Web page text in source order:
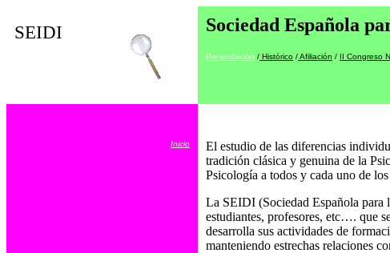
SEIDI Sociedad Española
Presentación / Histórico /Afiliación / II Congreso
Inicio
El estudio de las diferencias
tradición clásica y genuina de la
Psicología a todos y cada uno de
La SEIDI (Sociedad Española para
estudiantes, profesores, etc…. que
desarrolla sus actividades de
manteniendo estrechas relaciones